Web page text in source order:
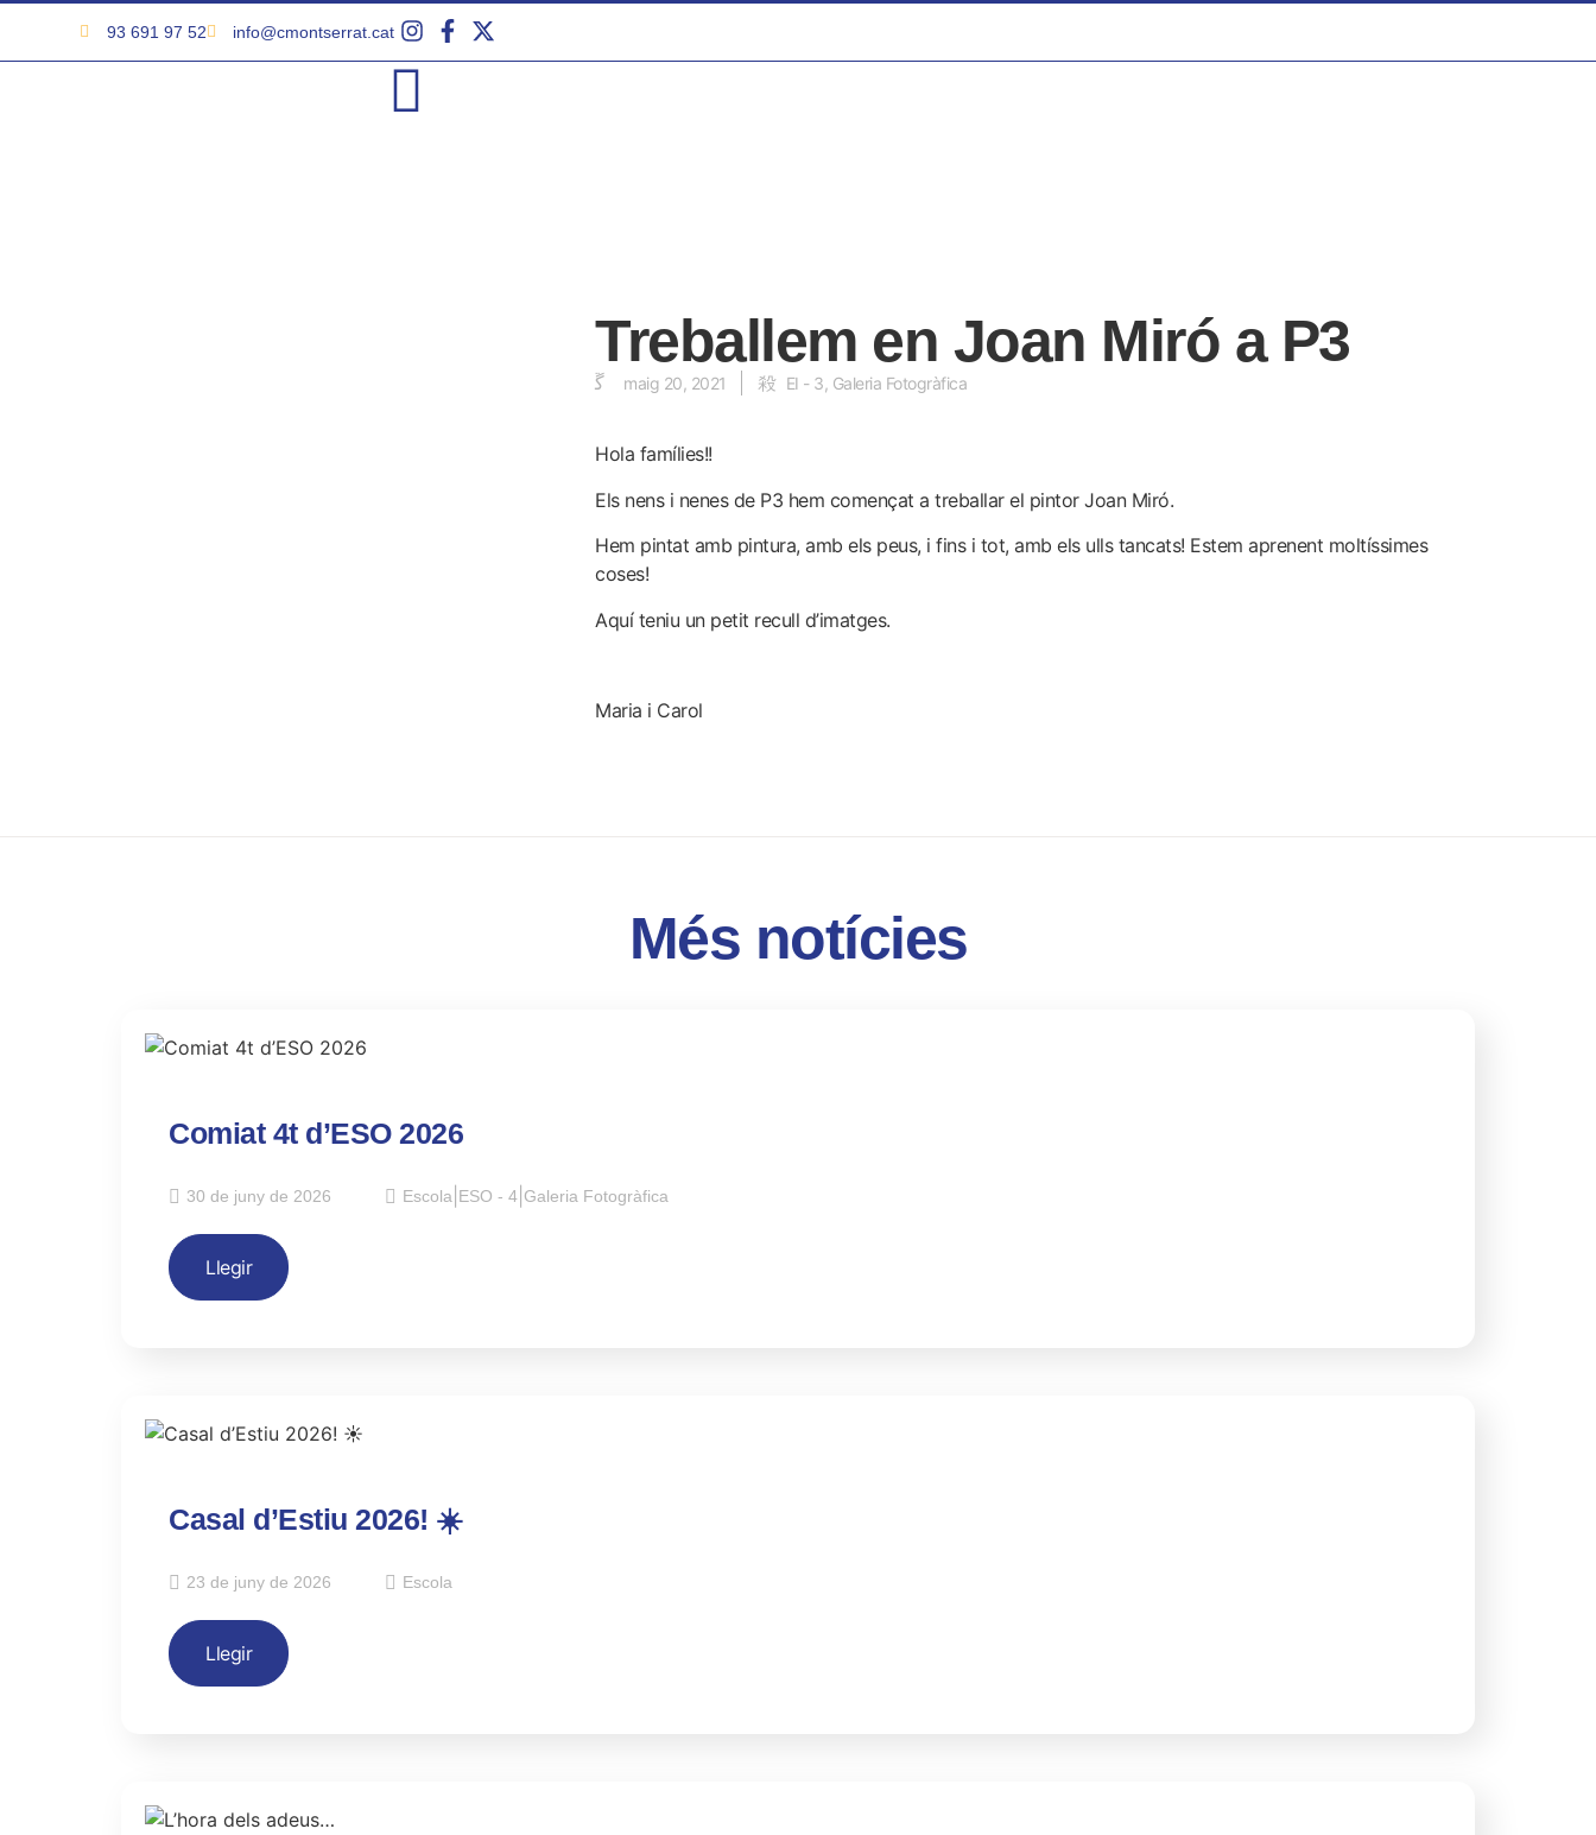
93 691 97 52 info@cmontserrat.cat
Treballem en Joan Miró a P3
maig 20, 2021 EI - 3 Galeria Fotogràfica
Hola famílies!!
Els nens i nenes de P3 hem començat a treballar el pintor Joan Miró.
Hem pintat amb pintura, amb els peus, i fins i tot, amb els ulls tancats! Estem aprenent moltíssimes
coses!
Aquí teniu un petit recull d’imatges.
Maria i Carol
Més notícies
Comiat 4t d’ESO 2026
30 de juny de 2026 Escola ESO - 4 Galeria Fotogràfica
Llegir
Casal d’Estiu 2026! ☀️
23 de juny de 2026 Escola
Llegir